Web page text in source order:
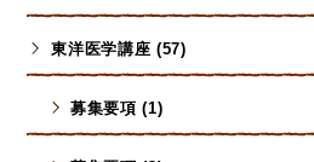
東洋医学講座 (57)
募集要項 (1)